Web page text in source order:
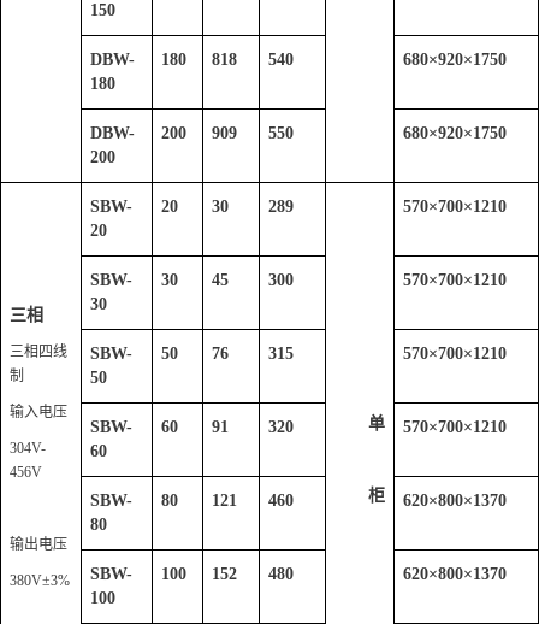
150
DBW-
180
180 818 540 680×920×1750
DBW-
200
200 909 550 680×920×1750
三相
三相四线
制
输入电压
304V-
456V
输出电压
380V±3%
SBW-
20
20 30 289
单
柜
570×700×1210
SBW-
30
30 45 300 570×700×1210
SBW-
50
50 76 315 570×700×1210
SBW-
60
60 91 320 570×700×1210
SBW-
80
80 121 460 620×800×1370
SBW-
100
100 152 480 620×800×1370